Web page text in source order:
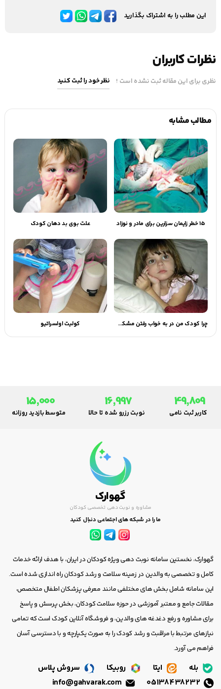
این مطلب را به اشتراک بگذارید
نظرات کاربران
نظری برای این مقاله ثبت نشده است ! نظر خود را ثبت کنید
مطالب مشابه
۱۵ خطر زایمان سزارین برای مادر و نوزاد علت بوی بد دهان کودک
چرا کودک من در به خواب رفتن مشکل دارد؟ کولیت اولسراتیو
49,809
کاربر ثبت نامی
16,997
نوبت رزرو شده تا حالا
15,000
متوسط بازدید روزانه
گهوارک
مشاوره و نوبت دهی تخصصی کودکان
ما را در شبکه های اجتماعی دنبال کنید
گهوارک، نخستین سامانه نوبت دهی ویژه کودکان در ایران، با هدف ارائه خدمات
کامل و تخصصی به والدین در زمینه سلامت و رشد کودکان راه اندازی شده است.
این سامانه شامل بخش های مختلفی مانند معرفی پزشکان اطفال متخصص،
مقالات جامع و معتبر آموزشی در حوزه سلامت کودکان، بخش پرسش و پاسخ
برای مشاوره و رفع دغدغه های والدین، و فروشگاه آنلاین کودک است که تمامی
نیازهای مرتبط با مراقبت و رشد کودک را به صورت یکپارچه و با دسترسی آسان
فراهم می آورد.
بله ایتا روبیکا
سروش پلاس